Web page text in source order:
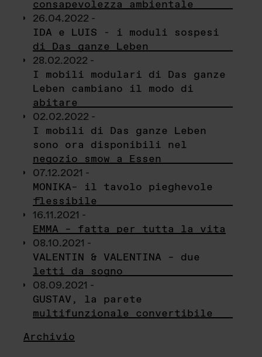
consapevolezza ambientale
26.04.2022 -
IDA e LUIS - i moduli sospesi
di Das ganze Leben
28.02.2022 -
I mobili modulari di Das ganze
Leben cambiano il modo di
abitare
02.02.2022 -
I mobili di Das ganze Leben
sono ora disponibili nel
negozio smow a Essen
07.12.2021 -
MONIKA– il tavolo pieghevole
flessibile
16.11.2021 -
EMMA – fatta per tutta la vita
08.10.2021 -
VALENTIN & VALENTINA – due
letti da sogno
08.09.2021 -
GUSTAV, la parete
multifunzionale convertibile
Archivio